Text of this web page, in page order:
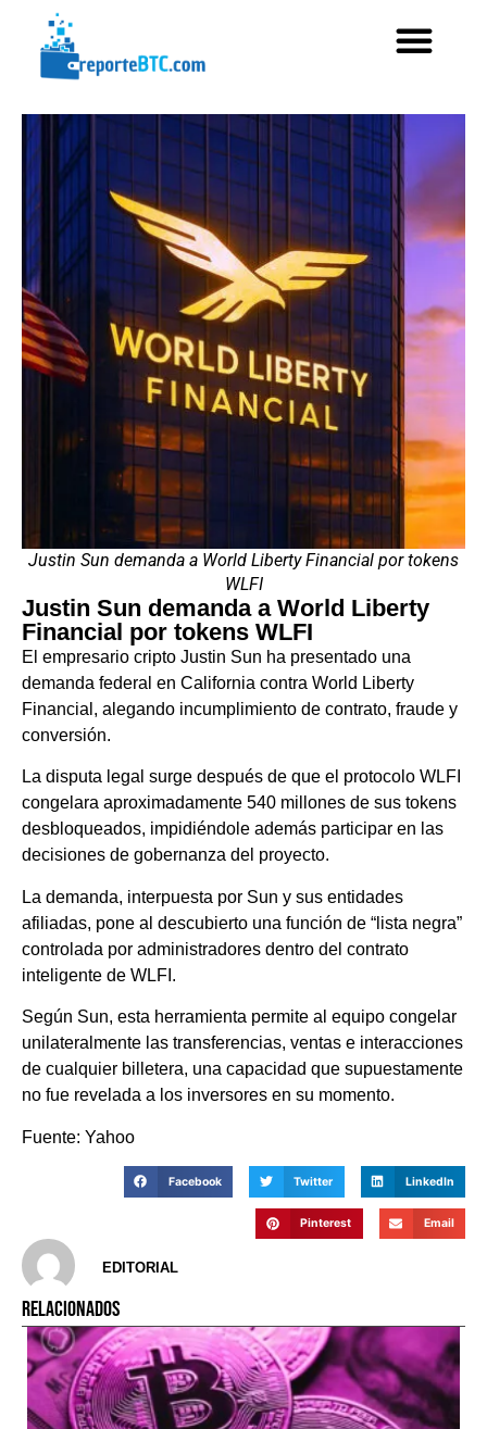
Justin Sun demanda a World Liberty Financial por tokens
WLFI
Justin Sun demanda a World Liberty
Financial por tokens WLFI
El empresario cripto Justin Sun ha presentado una
demanda federal en California contra World Liberty
Financial, alegando incumplimiento de contrato, fraude y
conversión.
La disputa legal surge después de que el protocolo WLFI
congelara aproximadamente 540 millones de sus tokens
desbloqueados, impidiéndole además participar en las
decisiones de gobernanza del proyecto.
La demanda, interpuesta por Sun y sus entidades
afiliadas, pone al descubierto una función de “lista negra”
controlada por administradores dentro del contrato
inteligente de WLFI.
Según Sun, esta herramienta permite al equipo congelar
unilateralmente las transferencias, ventas e interacciones
de cualquier billetera, una capacidad que supuestamente
no fue revelada a los inversores en su momento.
Fuente: Yahoo
Facebook Twitter LinkedIn
Pinterest Email
EDITORIAL
RELACIONADOS